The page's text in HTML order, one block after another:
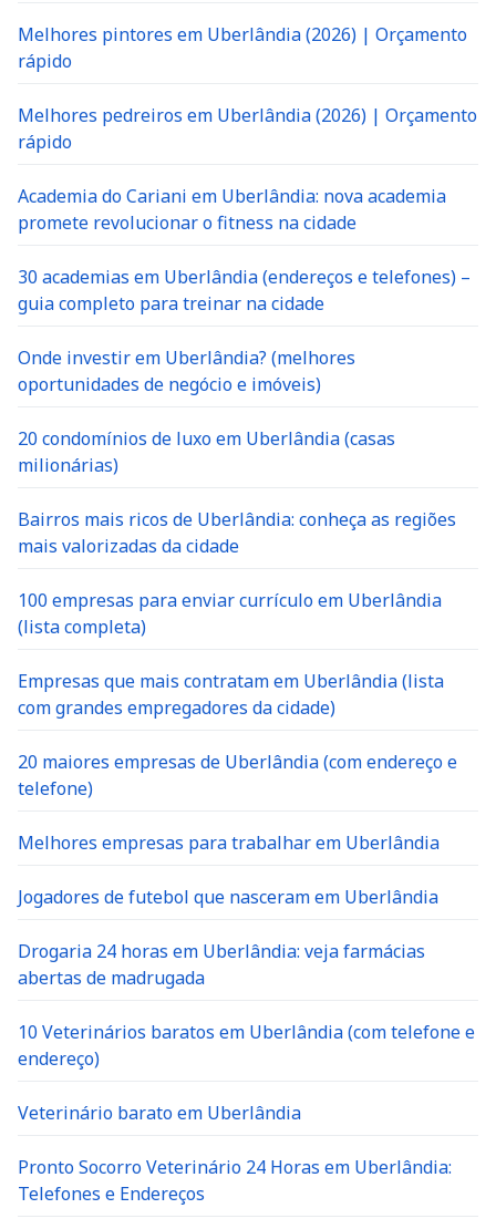
Melhores pintores em Uberlândia (2026) | Orçamento
rápido
Melhores pedreiros em Uberlândia (2026) | Orçamento
rápido
Academia do Cariani em Uberlândia: nova academia
promete revolucionar o fitness na cidade
30 academias em Uberlândia (endereços e telefones) –
guia completo para treinar na cidade
Onde investir em Uberlândia? (melhores
oportunidades de negócio e imóveis)
20 condomínios de luxo em Uberlândia (casas
milionárias)
Bairros mais ricos de Uberlândia: conheça as regiões
mais valorizadas da cidade
100 empresas para enviar currículo em Uberlândia
(lista completa)
Empresas que mais contratam em Uberlândia (lista
com grandes empregadores da cidade)
20 maiores empresas de Uberlândia (com endereço e
telefone)
Melhores empresas para trabalhar em Uberlândia
Jogadores de futebol que nasceram em Uberlândia
Drogaria 24 horas em Uberlândia: veja farmácias
abertas de madrugada
10 Veterinários baratos em Uberlândia (com telefone e
endereço)
Veterinário barato em Uberlândia
Pronto Socorro Veterinário 24 Horas em Uberlândia:
Telefones e Endereços